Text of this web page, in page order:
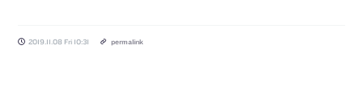
2019.11.08 Fri 10:31 permalink